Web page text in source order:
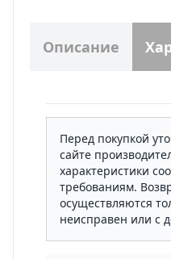
Описание
Перед покупкой
сайте
характеристики
требованиям.
осуществляются
неисправен или с